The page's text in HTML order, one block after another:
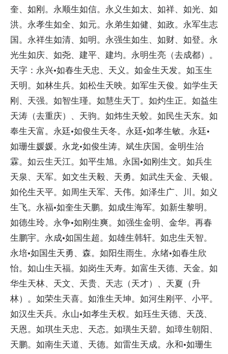
奎、如刚。永顺生如信。永义生如太、如祥、如光、如
洪。永孝生如全、如元。永弟生如健、如政。永军生志
国。永祥生如清、如明。永强生如生、如财、如登。永
光生如庆、如尧、建平、建均。永明生亮（去成都）。
天字：永兴·如春生天忠、天义。如金生天发。如玉生
天明。如林生兵。如松生天映。如军生天俊。如学生天
刚、天强。如智生瑾。如慧生天丁。如灼生正。如益生
天涛（去重庆）、天驹。如炜生天蛟。如民生天东。如
奉生天富。永廷·如俊生天冬。永廷·如孝生敏。永廷·
如珊生媛媛。永龙·如俊生涛。斌生庆国。金明生治
霖。如云生天江。如平生旭。永国·如刚生文。如兵生
天泉、天军。如文生天毅、天勇。如武生天金、天银。
如伦生天平。如周生天军、天伟。如泽生广、川。如义
生飞。永福·如奎生天鹏。如成生海军。如新生黎明。
如德生玲。永争·如刚生爽。如强生金明、金华。再春
生鹏宇。永成·如国生超。如雄生韩轩。如忠生天智。
永培·如国生天勇、森。如阳生雨生。永绪·如春生欣
怡。如山生天福。如岗生天寿。如富生天德、天金。如
华生天林、天文、天贵、天志（天才）、天夏（升
林）。如荣生天喜。如淮生天坤。如河生刚平、小平。
如汉生天兵。永山·如孝生天权。如珏生天德、天茂、
天恩。如琪生天忠、天态。如璜生天碧。如璋生朝阳、
天鹏。如南生天道、天德。如雷生天成。永和·如珊生